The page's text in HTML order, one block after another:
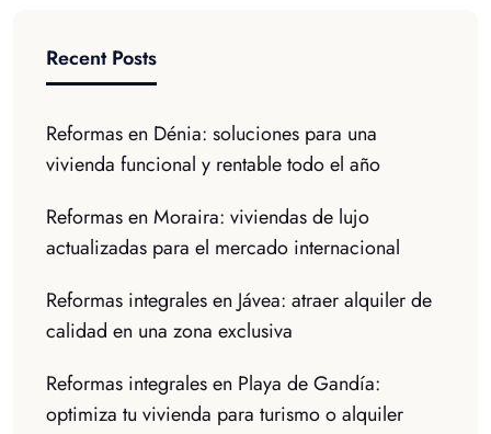
Recent Posts
Reformas en Dénia: soluciones para una
vivienda funcional y rentable todo el año
Reformas en Moraira: viviendas de lujo
actualizadas para el mercado internacional
Reformas integrales en Jávea: atraer alquiler de
calidad en una zona exclusiva
Reformas integrales en Playa de Gandía:
optimiza tu vivienda para turismo o alquiler